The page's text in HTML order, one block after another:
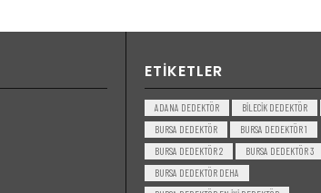
ETIKETLER
ADANA DEDEKTÖR BILECIK DEDEKTÖR
BURSA DEDEKTÖR
BURSA DEDEKTÖR 1
BURSA DEDEKTÖR 2
BURSA DEDEKTÖR 3
BURSA DEDEKTÖR DEHA